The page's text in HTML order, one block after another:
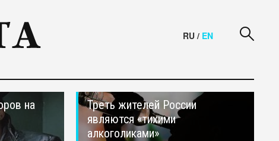
RU / EN
на
Треть жителей России
являются «тихими
алкоголиками»